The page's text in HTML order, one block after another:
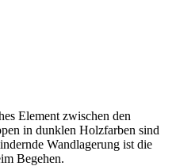
Element zwischen den
in dunklen Holzfarben sind
Wandlagerung ist die
Begehen.